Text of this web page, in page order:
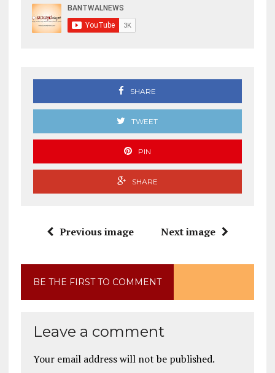
SHARE
TWEET
PIN
SHARE
Previous image Next image
BE THE FIRST TO COMMENT
Leave a comment
Your email address will not be published.